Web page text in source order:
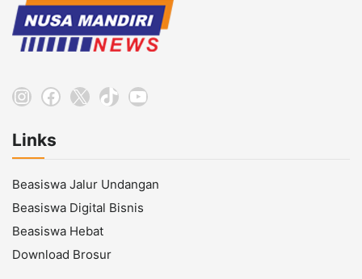
Instagram
Facebook
X TikTokYouTube
Links
Beasiswa Jalur Undangan
Beasiswa Digital Bisnis
Beasiswa Hebat
Download Brosur